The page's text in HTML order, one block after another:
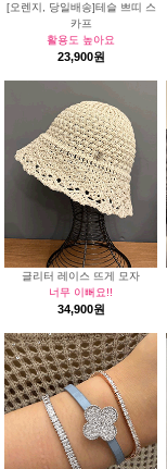
[오렌지, 당일배송]테슬 쁘띠 스
카프
활용도 높아요
23,900원
글리터 레이스 뜨게 모자
너무 이뻐요!!
34,900원